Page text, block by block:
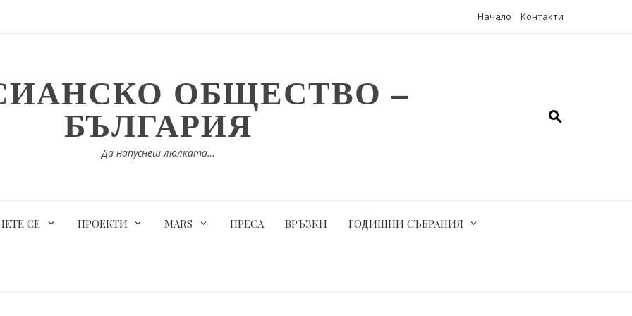
Начало Контакти
ОБЩЕСТВО –
БЪЛГАРИЯ
Да напуснеш люлката…
СЕ ПРОЕКТИ MARS ПРЕСА ВРЪЗКИ ГОДИШНИ СЪБРАНИЯ